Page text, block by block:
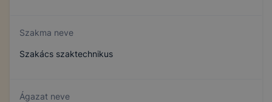
Szakma neve
Szakács szaktechnikus
Ágazat neve